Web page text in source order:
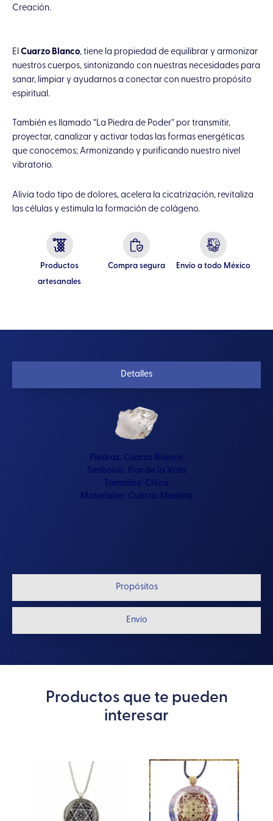
Creación.
El Cuarzo Blanco, tiene la propiedad de equilibrar y armonizar
nuestros cuerpos, sintonizando con nuestras necesidades para
sanar, limpiar y ayudarnos a conectar con nuestro propósito
espiritual.
También es llamado “La Piedra de Poder” por transmitir,
proyectar, canalizar y activar todas las formas energéticas
que conocemos; Armonizando y purificando nuestro nivel
vibratorio.
Alivia todo tipo de dolores, acelera la cicatrización, revitaliza
las células y estimula la formación de colágeno.
Productos
artesanales
Compra segura Envío a todo México
Detalles
Propósitos
Envío
Piedras: Cuarzo Blanco
Símbolos: Flor de la Vida
Tamaños: Chica
Materiales: Cuarzo, Madera
Productos que te pueden
interesar
producto
tiene
múltiples